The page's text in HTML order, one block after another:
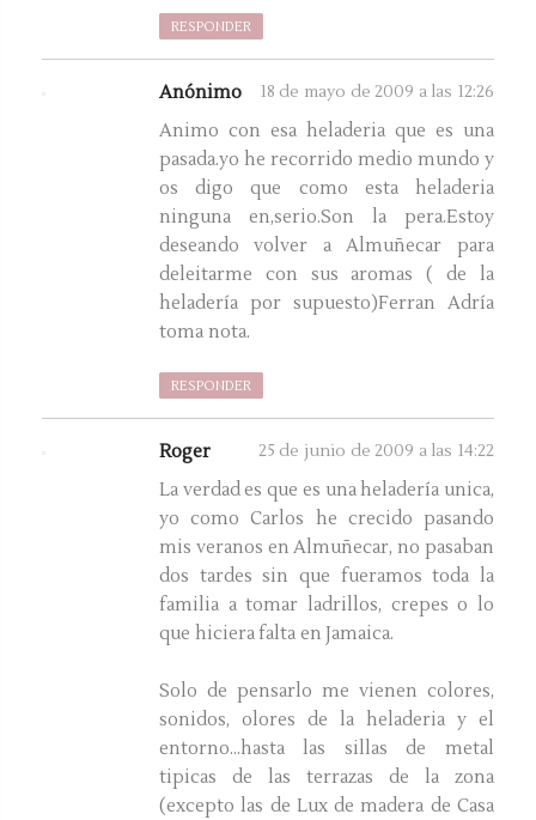
RESPONDER
Anónimo 18 de mayo de 2009 a las 12:26
Animo con esa heladeria que es una
pasada.yo he recorrido medio mundo y
os digo que como esta heladeria
ninguna en,serio.Son la pera.Estoy
deseando volver a Almuñecar para
deleitarme con sus aromas ( de la
heladería por supuesto)Ferran Adría
toma nota.
RESPONDER
Roger 25 de junio de 2009 a las 14:22
La verdad es que es una heladería unica,
yo como Carlos he crecido pasando
mis veranos en Almuñecar, no pasaban
dos tardes sin que fueramos toda la
familia a tomar ladrillos, crepes o lo
que hiciera falta en Jamaica.
Solo de pensarlo me vienen colores,
sonidos, olores de la heladeria y el
entorno...hasta las sillas de metal
tipicas de las terrazas de la zona
(excepto las de Lux de madera de Casa